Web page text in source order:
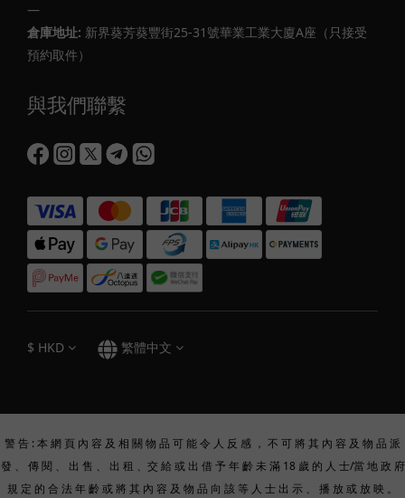
—
倉庫地址: 新界葵芳葵豐街25-31號華業工業大廈A座（只接受
預約取件）
與我們聯繫
$ HKD 繁體中文
警 告 : 本 網 頁 內 容 及 相 關 物 品 可 能 令 人 反 感 ， 不 可 將 其 內 容 及 物 品 派
發 、 傳 閱 、 出 售 、 出 租 、交 給 或 出 借 予 年 齡 未 滿 18 歲 的 人 士/當 地 政 府
規 定 的 合 法 年 齡 或 將 其 內 容 及 物 品 向 該 等 人 士 出 示 、 播 放 或 放 映 。